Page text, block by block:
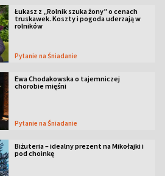
Łukasz z „Rolnik szuka żony” o cenach
truskawek. Koszty i pogoda uderzają w
rolników
Pytanie na Śniadanie
Ewa Chodakowska o tajemniczej
chorobie mięśni
Pytanie na Śniadanie
Biżuteria – idealny prezent na Mikołajki i
pod choinkę